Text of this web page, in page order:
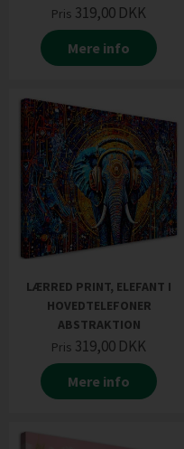
Pris 319,00 DKK
Mere info
LÆRRED PRINT, ELEFANT I
HOVEDTELEFONER
ABSTRAKTION
Pris 319,00 DKK
Mere info